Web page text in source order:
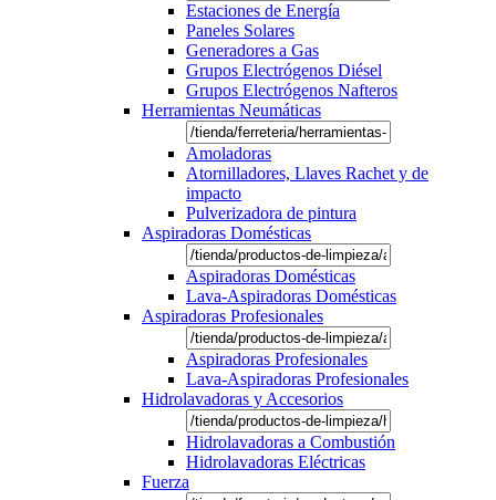
Estaciones de Energía
Paneles Solares
Generadores a Gas
Grupos Electrógenos Diésel
Grupos Electrógenos Nafteros
Herramientas Neumáticas
Amoladoras
Atornilladores, Llaves Rachet y de
impacto
Pulverizadora de pintura
Aspiradoras Domésticas
Aspiradoras Domésticas
Lava-Aspiradoras Domésticas
Aspiradoras Profesionales
Aspiradoras Profesionales
Lava-Aspiradoras Profesionales
Hidrolavadoras y Accesorios
Hidrolavadoras a Combustión
Hidrolavadoras Eléctricas
Fuerza